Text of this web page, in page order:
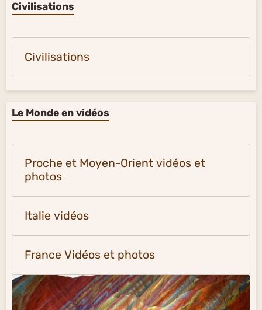
Civilisations
Civilisations
Le Monde en vidéos
Proche et Moyen-Orient vidéos et
photos
Italie vidéos
France Vidéos et photos